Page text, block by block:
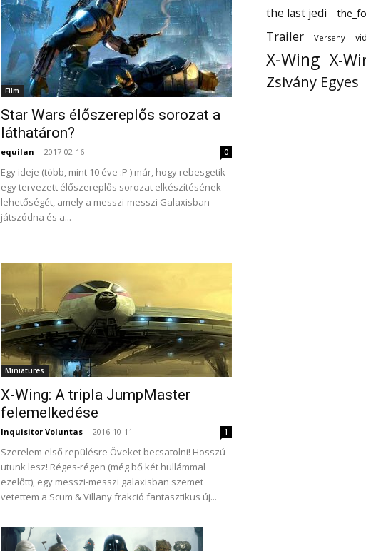
Film
Star Wars élőszereplős sorozat a
láthatáron?
equilan - 2017-02-16 0
Egy ideje (több, mint 10 éve :P ) már, hogy rebesgetik
egy tervezett élőszereplős sorozat elkészítésének
lehetőségét, amely a messzi-messzi Galaxisban
játszódna és a...
Miniatures
X-Wing: A tripla JumpMaster
felemelkedése
Inquisitor Voluntas - 2016-10-11 1
Szerelem első repülésre Öveket becsatolni! Hosszú
utunk lesz! Réges-régen (még bő két hullámmal
ezelőtt), egy messzi-messzi galaxisban szemet
vetettem a Scum & Villany frakció fantasztikus új...
the last jedi
Trailer Verseny
X-Wing X-
Zsivány Egyes